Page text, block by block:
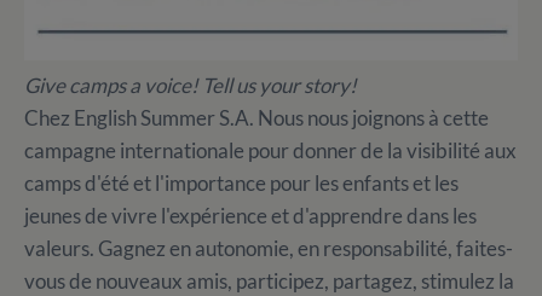
Give camps a voice! Tell us your story!
Chez English Summer S.A. Nous nous joignons à cette
campagne internationale pour donner de la visibilité aux
camps d'été et l'importance pour les enfants et les
jeunes de vivre l'expérience et d'apprendre dans les
valeurs. Gagnez en autonomie, en responsabilité, faites-
vous de nouveaux amis, participez, partagez, stimulez la